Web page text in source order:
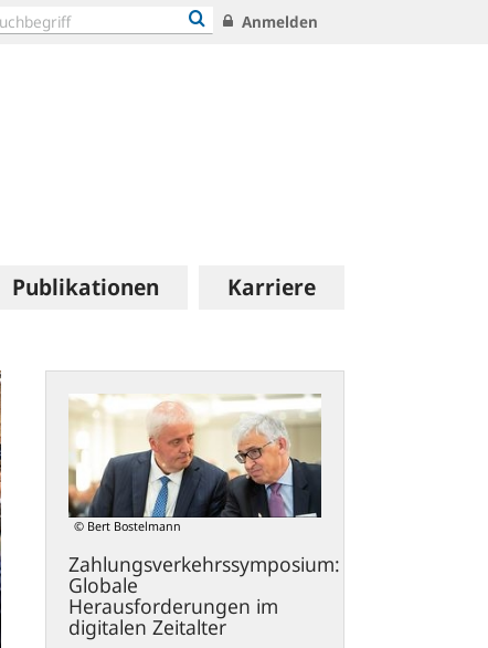
Anmelden
Publikationen Karriere
© Bert Bostelmann
Zahlungsverkehrssymposium:
Globale
Herausforderungen im
digitalen Zeitalter
Globale
Herausforderungen
digitalen
Zeitalter